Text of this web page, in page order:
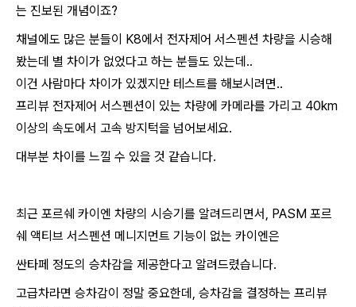
는 진보된 개념이죠?
채널에도 많은 분들이 K8에서 전자제어 서스펜션 차량을 시승해
봤는데 별 차이가 없었다고 하는 분들도 있는데..
이건 사람마다 차이가 있겠지만 테스트를 해보시려면..
프리뷰 전자제어 서스펜션이 있는 차량에 카메라를 가리고 40km
이상의 속도에서 고속 방지턱을 넘어보세요.
대부분 차이를 느낄 수 있을 것 같습니다.
최근 포르쉐 카이엔 차량의 시승기를 알려드리면서, PASM 포르
쉐 액티브 서스펜션 메니지먼트 기능이 없는 카이엔은
싼타페 정도의 승차감을 제공한다고 알려드렸습니다.
고급차라면 승차감이 정말 중요한데, 승차감을 결정하는 프리뷰